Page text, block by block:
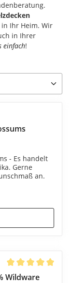
Ihr Heim. Wir
in Ihrer
einfach!
- Es handelt
Gerne
an.
Durchschnittliche
Wildware